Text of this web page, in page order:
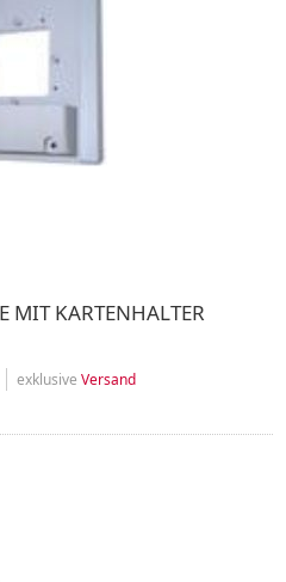
MIT KARTENHALTER
exklusive Versand